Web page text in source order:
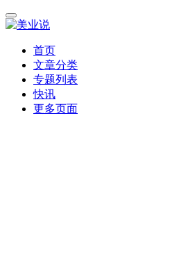
首页
文章分类
专题列表
快讯
更多页面